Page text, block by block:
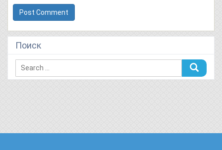
Поиск